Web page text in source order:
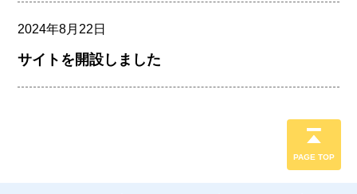
2024年8月22日
サイトを開設しました
PAGE TOP